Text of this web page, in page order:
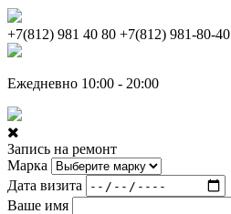
+7(812) 981 40 80 +7(812) 981-80-40
Ежедневно 10:00 - 20:00
Запись на ремонт
Марка
Дата визита
Ваше имя